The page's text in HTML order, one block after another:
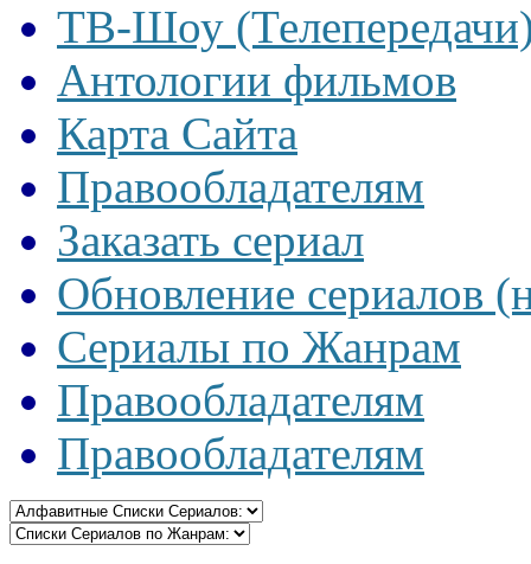
ТВ-Шоу
Антологии фильмов
Карта Сайта
Правообладателям
Заказать сериал
Обновление сериалов
Сериалы по Жанрам
Правообладателям
Правообладателям